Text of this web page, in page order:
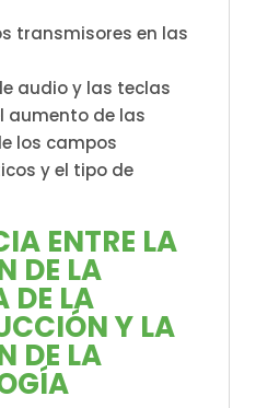
transmisores en las
audio y las teclas
aumento de las
los campos
y el tipo de
ENTRE LA
DE LA
DE LA
Y LA
DE LA